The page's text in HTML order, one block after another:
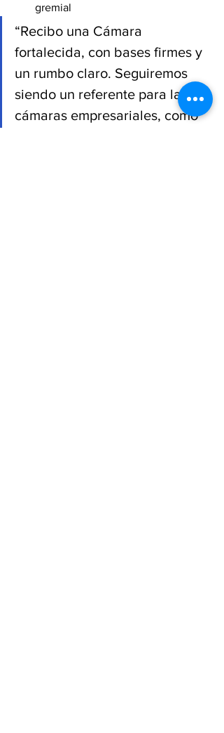
gremial
“Recibo una Cámara
fortalecida, con bases firmes y
un rumbo claro. Seguiremos
siendo un referente para las
cámaras empresariales, como